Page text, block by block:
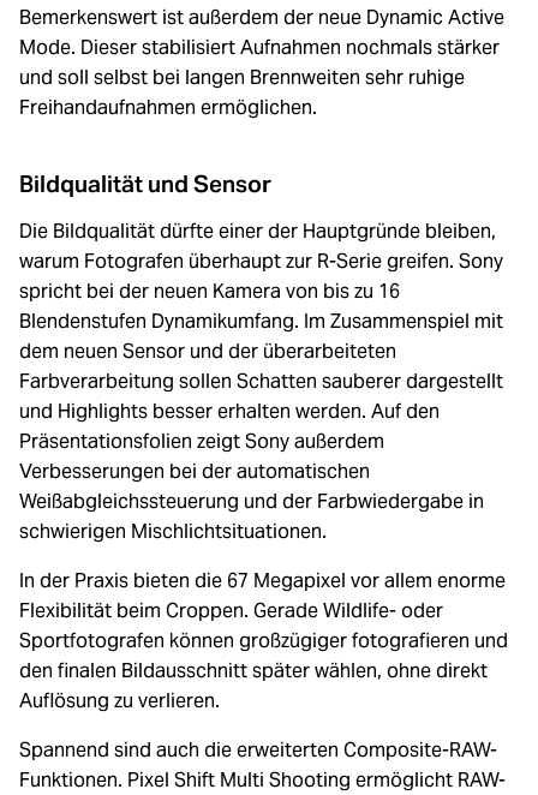
Bemerkenswert ist außerdem der neue Dynamic Active
Mode. Dieser stabilisiert Aufnahmen nochmals stärker
und soll selbst bei langen Brennweiten sehr ruhige
Freihandaufnahmen ermöglichen.
Bildqualität und Sensor
Die Bildqualität dürfte einer der Hauptgründe bleiben,
warum Fotografen überhaupt zur R-Serie greifen. Sony
spricht bei der neuen Kamera von bis zu 16
Blendenstufen Dynamikumfang. Im Zusammenspiel mit
dem neuen Sensor und der überarbeiteten
Farbverarbeitung sollen Schatten sauberer dargestellt
und Highlights besser erhalten werden. Auf den
Präsentationsfolien zeigt Sony außerdem
Verbesserungen bei der automatischen
Weißabgleichssteuerung und der Farbwiedergabe in
schwierigen Mischlichtsituationen.
In der Praxis bieten die 67 Megapixel vor allem enorme
Flexibilität beim Croppen. Gerade Wildlife- oder
Sportfotografen können großzügiger fotografieren und
den finalen Bildausschnitt später wählen, ohne direkt
Auflösung zu verlieren.
Spannend sind auch die erweiterten Composite-RAW-
Funktionen. Pixel Shift Multi Shooting ermöglicht RAW-